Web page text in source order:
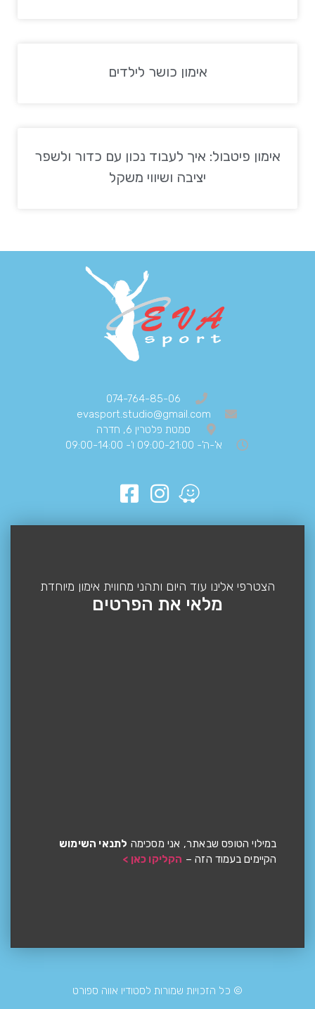
אימון כושר לילדים
אימון פיטבול: איך לעבוד נכון עם כדור ולשפר
יציבה ושיווי משקל
074-764-85-06
evasport.studio@gmail.com
סמטת פלטרין 6, חדרה
א'-ה'- 09:00-21:00 ו'- 09:00-14:00
הצטרפי אלינו עוד היום ותהני מחווית אימון מיוחדת
מלאי את הפרטים
במילוי הטופס שבאתר, אני מסכימה לתנאי השימוש
הקיימים בעמוד הזה – הקליקו כאן >
© כל הזכויות שמורות לסטודיו אווה ספורט